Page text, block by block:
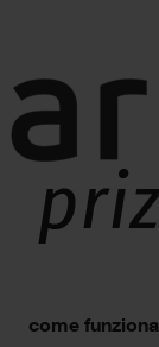
come funziona